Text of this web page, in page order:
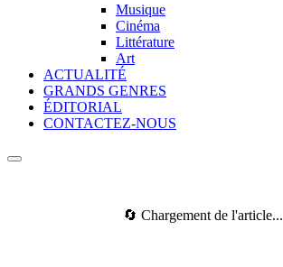
Musique
Cinéma
Littérature
Art
ACTUALITÉ
GRANDS GENRES
ÉDITORIAL
CONTACTEZ-NOUS
🔄 Chargement de l'article...